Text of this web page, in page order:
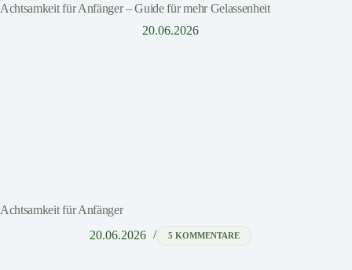
Achtsamkeit für Anfänger – Guide für mehr Gelassenheit
20.06.2026
Achtsamkeit für Anfänger
20.06.2026
5 KOMMENTARE